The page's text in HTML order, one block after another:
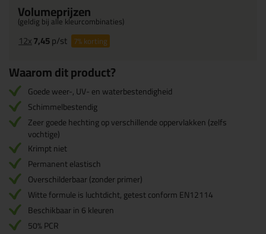
Volumeprijzen
(geldig bij alle kleurcombinaties)
12x7,45p/st 7%korting
Waarom dit product?
Goede weer-, UV- en waterbestendigheid
Schimmelbestendig
Zeer goede hechting op verschillende oppervlakken (zelfs
vochtige)
Krimpt niet
Permanent elastisch
Overschilderbaar (zonder primer)
Witte formule is luchtdicht, getest conform EN12114
Beschikbaar in 6 kleuren
50% PCR